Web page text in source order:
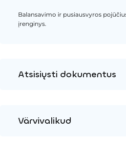
Balansavimo ir pusiausvyros
įrenginys.
Atsisiųsti dokumentus
Värvivalikud